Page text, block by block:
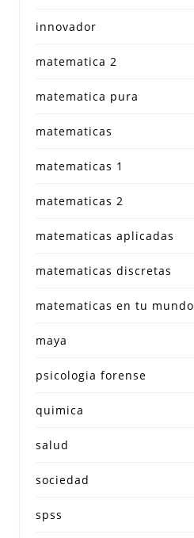
innovador
matematica 2
matematica pura
matematicas
matematicas 1
matematicas 2
matematicas aplicadas
matematicas discretas
matematicas en tu mundo
maya
psicologia forense
quimica
salud
sociedad
spss